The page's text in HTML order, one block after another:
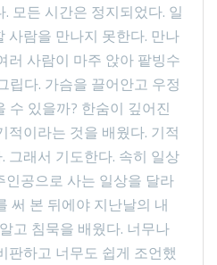
모든 시간은 정지되었다. 일
사람을 만나지 못한다. 만나
러 사람이 마주 앉아 팥빙수
립다. 가슴을 끌어안고 우정
수 있을까? 한숨이 깊어진
적이라는 것을 배웠다. 기적
그래서 기도한다. 속히 일상
공으로 사는 일상을 달라
써 본 뒤에야 지난날의 내
고 침묵을 배웠다. 너무나
판하고 너무도 쉽게 조언했